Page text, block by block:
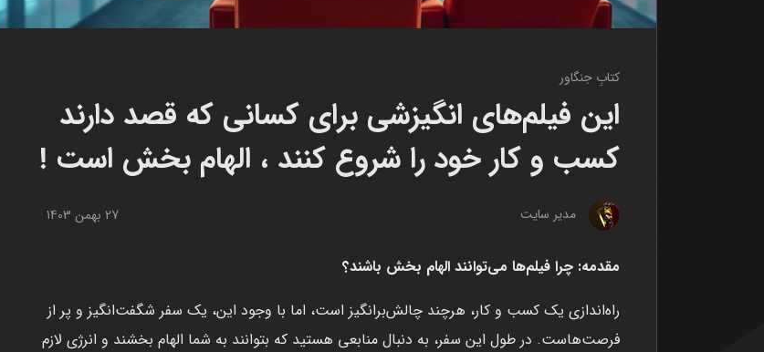
کتابِ جنگاور
این فیلم‌های انگیزشی برای کسانی که قصد دارند
کسب و کار خود را شروع کنند ، الهام بخش است !
مدیر سایت 27 بهمن 1403
مقدمه: چرا فیلم‌ها می‌توانند الهام بخش باشند؟
راه‌اندازی یک کسب و کار، هرچند چالش‌برانگیز است، اما با وجود این، یک سفر شگفت‌انگیز و پر از
فرصت‌هاست. در طول این سفر، به دنبال منابعی هستید که بتوانند به شما الهام بخشند و انرژی لازم